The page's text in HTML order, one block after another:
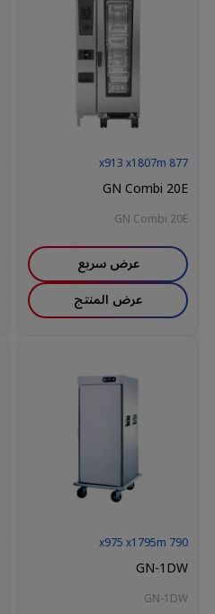
877
913x1807m
GN Combi 20E
GN Combi 20E
عرض سريع
عرض المنتج
790
975x1795m
GN-1DW
GN-1DW